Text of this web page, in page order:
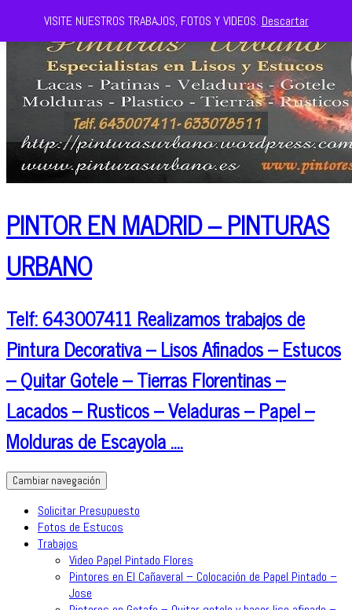
PINTOR EN MADRID – PINTURAS
URBANO
Telf: 643007411 Realizamos trabajos de
Pintura Decorativa – Lisos Afinados – Estucos
– Quitar Gotele – Tierras Florentinas –
Lacados – Rusticos – Veladuras – Papel –
Molduras de Escayola ….
Cambiar navegación
Solicitar Presupuesto
Fotos de Estucos
Trabajos
Video Papel Pintado Flores
Pintores en El Cañaveral – Colocación de Papel Pintado –
Jose
VISITE NUESTROS TRABAJOS, FOTOS Y VIDEOS. Descartar